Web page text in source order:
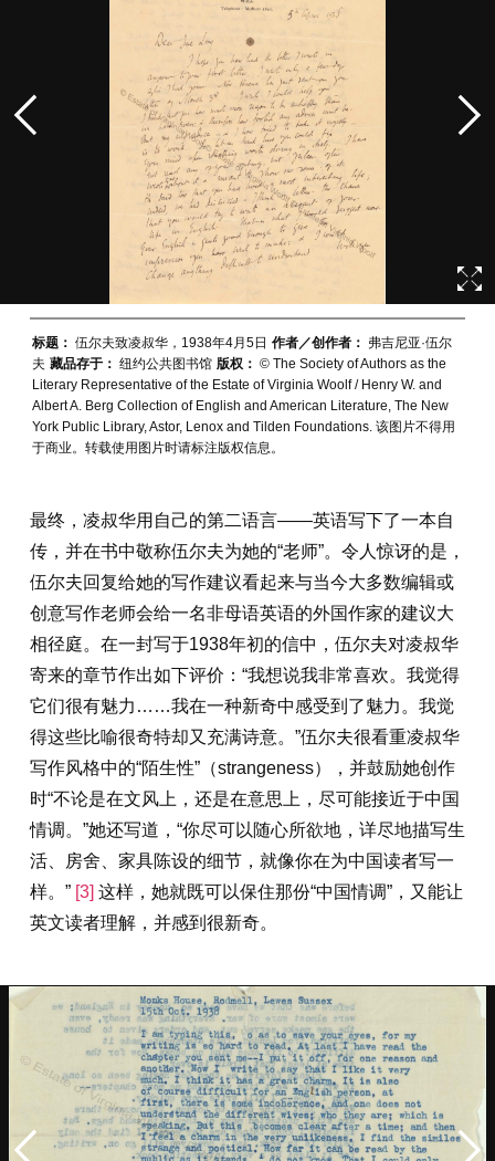
标题： 伍尔夫致凌叔华，1938年4月5日 作者／创作者： 弗吉尼亚·伍尔
夫 藏品存于： 纽约公共图书馆 版权： © The Society of Authors as the
Literary Representative of the Estate of Virginia Woolf / Henry W. and
Albert A. Berg Collection of English and American Literature, The New
York Public Library, Astor, Lenox and Tilden Foundations. 该图片不得用
于商业。转载使用图片时请标注版权信息。
最终，凌叔华用自己的第二语言——英语写下了一本自
传，并在书中敬称伍尔夫为她的“老师”。令人惊讶的是，
伍尔夫回复给她的写作建议看起来与当今大多数编辑或
创意写作老师会给一名非母语英语的外国作家的建议大
相径庭。在一封写于1938年初的信中，伍尔夫对凌叔华
寄来的章节作出如下评价：“我想说我非常喜欢。我觉得
它们很有魅力……我在一种新奇中感受到了魅力。我觉
得这些比喻很奇特却又充满诗意。”伍尔夫很看重凌叔华
写作风格中的“陌生性”（strangeness），并鼓励她创作
时“不论是在文风上，还是在意思上，尽可能接近于中国
情调。”她还写道，“你尽可以随心所欲地，详尽地描写生
活、房舍、家具陈设的细节，就像你在为中国读者写一
样。” [3] 这样，她就既可以保住那份“中国情调”，又能让
英文读者理解，并感到很新奇。